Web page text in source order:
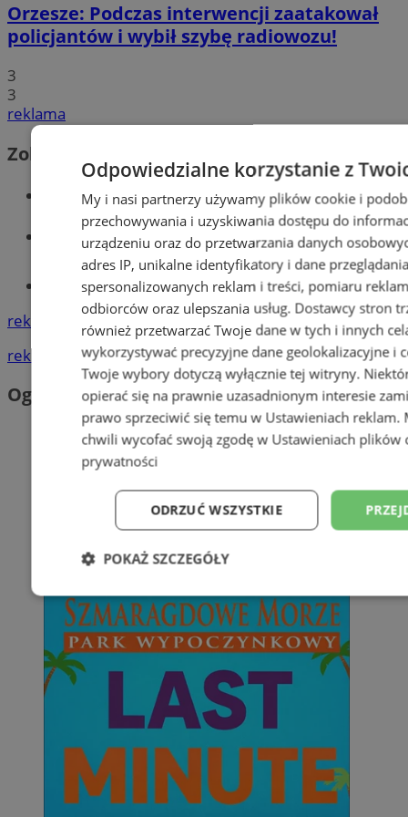
Orzesze: Podczas interwencji zaatakował
policjantów i wybił szybę radiowozu!
3
3
reklama
Zobacz również
Wiadomości kryminalne w Orzeszu
Wiadomości lokalne
Tworzenie stron www - Orzesze
reklama
reklama
Ogłoszenia
Odpowiedzialne korzystanie z
My i nasi partnerzy używamy plików cookie i
przechowywania i uzyskiwania dostępu do
urządzeniu oraz do przetwarzania danych
adres IP, unikalne identyfikatory i dane
spersonalizowanych reklam i treści, pomiaru
odbiorców oraz ulepszania usług. Dostawcy stron
również przetwarzać Twoje dane w tych i innych
wykorzystywać precyzyjne dane geolokalizacyjne i
Twoje wybory dotyczą wyłącznie tej witryny.
opierać się na prawnie uzasadnionym interesie
prawo sprzeciwić się temu w Ustawieniach reklam.
chwili wycofać swoją zgodę w Ustawieniach plików
prywatności
ODRZUĆ WSZYSTKIE
POKAŻ SZCZEGÓŁY
Niezbędne Wydajność
Niesklasyfikowane
Niezbędne Wydajność Targetowanie